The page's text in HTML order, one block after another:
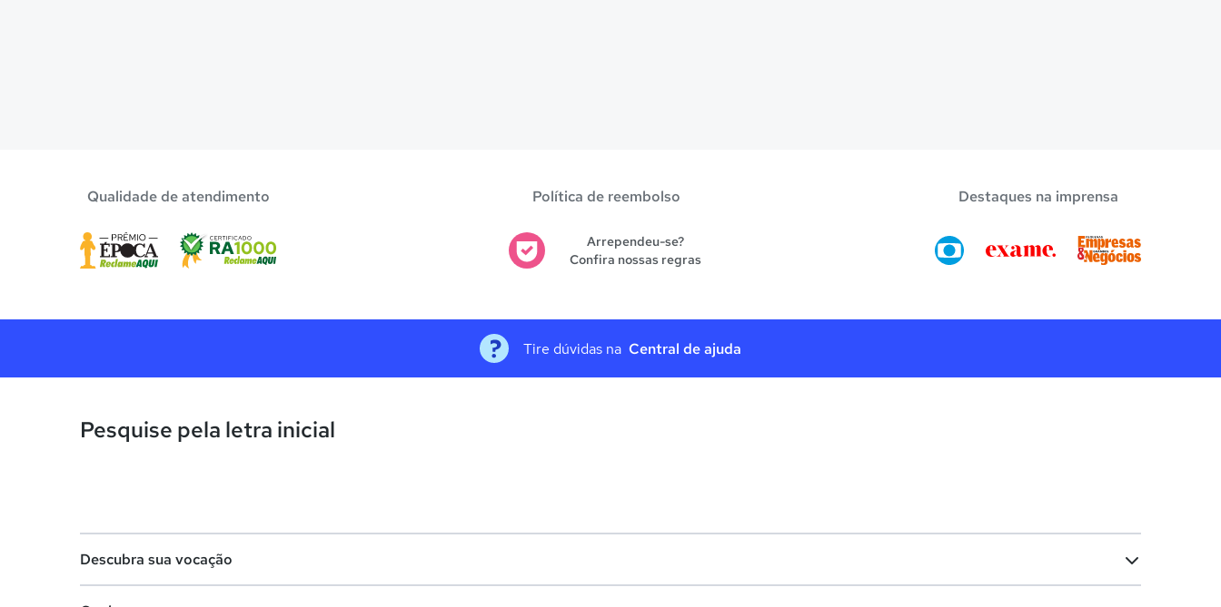
Qualidade de atendimento Política de reembolso
Arrependeu-se?
Confira nossas regras
Destaques na imprensa
Tire dúvidas na Central de ajuda
Pesquise pela letra inicial
Descubra sua vocação